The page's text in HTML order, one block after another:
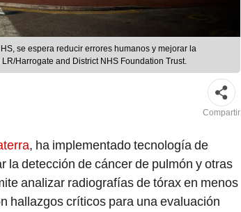
se espera reducir errores humanos y mejorar la
Harrogate and District NHS Foundation Trust.
Compartir
, ha implementado tecnología de
la detección de cáncer de pulmón y otras
analizar radiografías de tórax en menos
hallazgos críticos para una evaluación